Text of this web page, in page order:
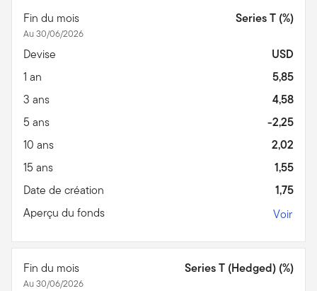
Fin du mois
Au 30/06/2026
Series T (%)
Devise
USD
1 an
5,85
3 ans
4,58
5 ans
-2,25
10 ans
2,02
15 ans
1,55
Date de création
1,75
Aperçu du fonds
Voir
Fin du mois
Au 30/06/2026
Series T (Hedged) (%)